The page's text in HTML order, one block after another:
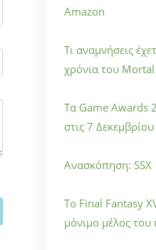
Amazon
Τι αναμνήσεις
χρόνια του
Τα Game Awards
στις 7 Δεκεμβρίου
Ανασκόπηση: SSX
Το Final Fantasy
μόνιμο μέλος του